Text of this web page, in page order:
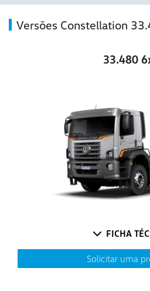
Versões Constellation
33.480
FICHA
Solicitar uma